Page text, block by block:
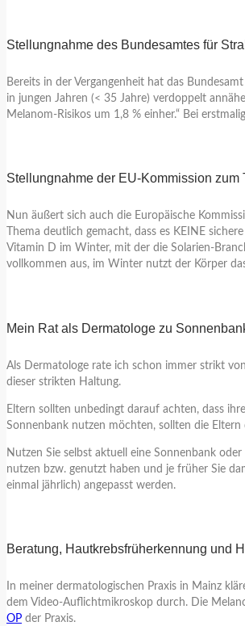
Stellungnahme des Bundesamtes für
Bereits in der Vergangenheit hat das
in jungen Jahren (< 35 Jahre) verdoppelt
Melanom-Risikos um 1,8 % einher.“ Bei
Stellungnahme der EU-Kommission
Nun äußert sich auch die Europäische
Thema deutlich gemacht, dass es KEINE
Vitamin D im Winter, mit der die Solarien-
vollkommen aus, im Winter nutzt der Körper
Mein Rat als Dermatologe zu
Als Dermatologe rate ich schon immer strikt
dieser strikten Haltung.
Eltern sollten unbedingt darauf achten, dass
Sonnenbank nutzen möchten, sollten die
Nutzen Sie selbst aktuell eine Sonnenbank
nutzen bzw. genutzt haben und je früher Sie
einmal jährlich) angepasst werden.
Beratung, Hautkrebsfrüherkennung und
In meiner dermatologischen Praxis in Mainz
dem Video-Auflichtmikroskop durch. Die
OP der Praxis.